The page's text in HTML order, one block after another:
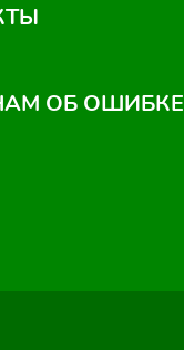
ОБ ОШИБКЕ